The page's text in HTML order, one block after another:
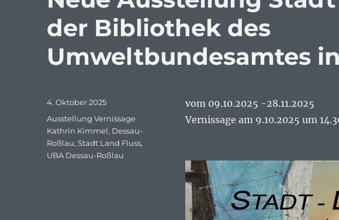
der Bibliothek des
Umweltbundesamtes
vom 09.10.2025 -28.11.2025
Vernissage am 9.10.2025 um
Veröffentlicht
4. Oktober 2025
Schlagwörter
Ausstellung Vernissage
Kathrin Kimmel, Dessau-
Roßlau,Stadt Land Fluss,
UBA Dessau-Roßlau